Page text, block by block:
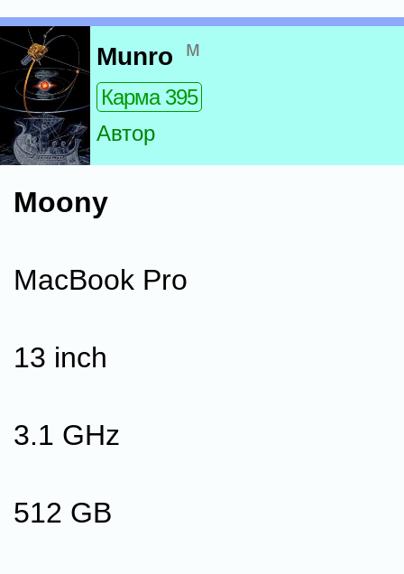
Munro м
Карма 395
Автор
Moony
MacBook Pro
13 inch
3.1 GHz
512 GB